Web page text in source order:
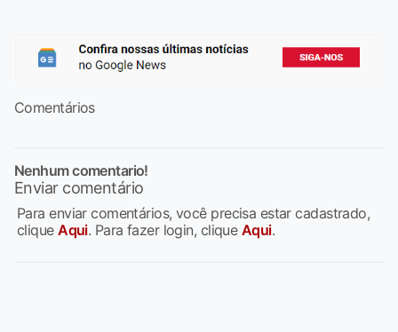
Comentários
Nenhum comentario!
Enviar comentário
Para enviar comentários, você precisa estar cadastrado,
cliqueAqui. Para fazer login, clique Aqui.